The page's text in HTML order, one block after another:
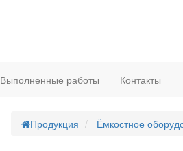
Выполненные работы Контакты
Продукция Ёмкостное